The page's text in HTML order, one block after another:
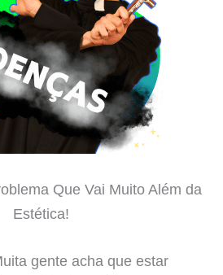
Que Vai Muito Além da
Estética!
gente acha que estar